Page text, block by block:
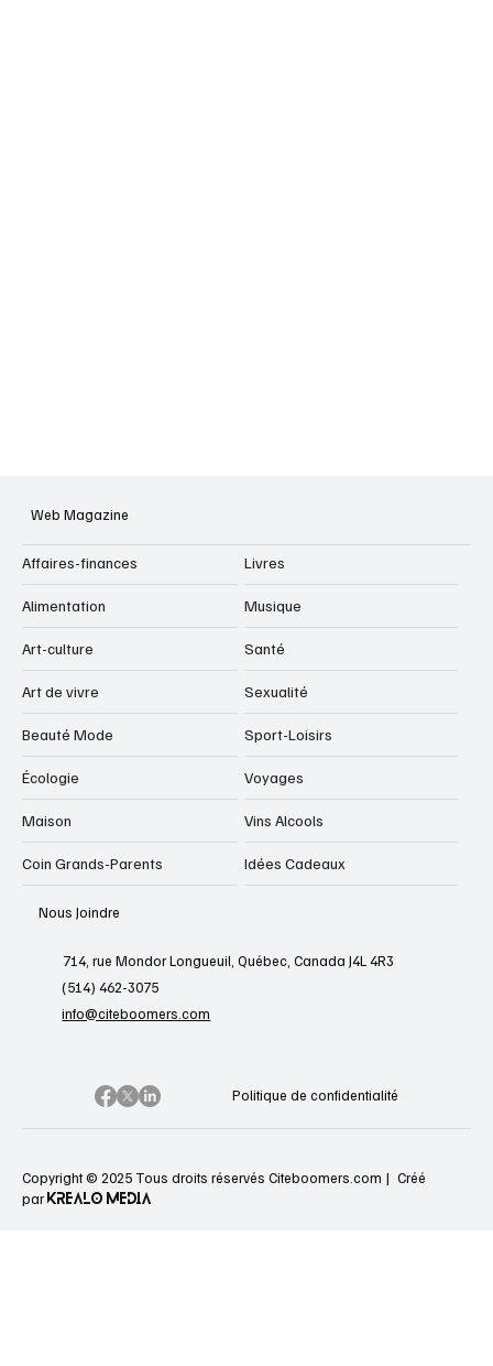
Web Magazine
Affaires-finances
Alimentation
Art-culture
Art de vivre
Beauté Mode
Écologie
Maison
Coin Grands-Parents
Livres
Musique
Santé
Sexualité
Sport-Loisirs
Voyages
Vins Alcools
Idées Cadeaux
Nous Joindre
714, rue Mondor Longueuil, Québec, Canada J4L 4R3
(514) 462-3075
info@citeboomers.com
Politique de confidentialité
Copyright © 2025 Tous droits réservés Citeboomers.com | Créé
par KREALO MEDIA